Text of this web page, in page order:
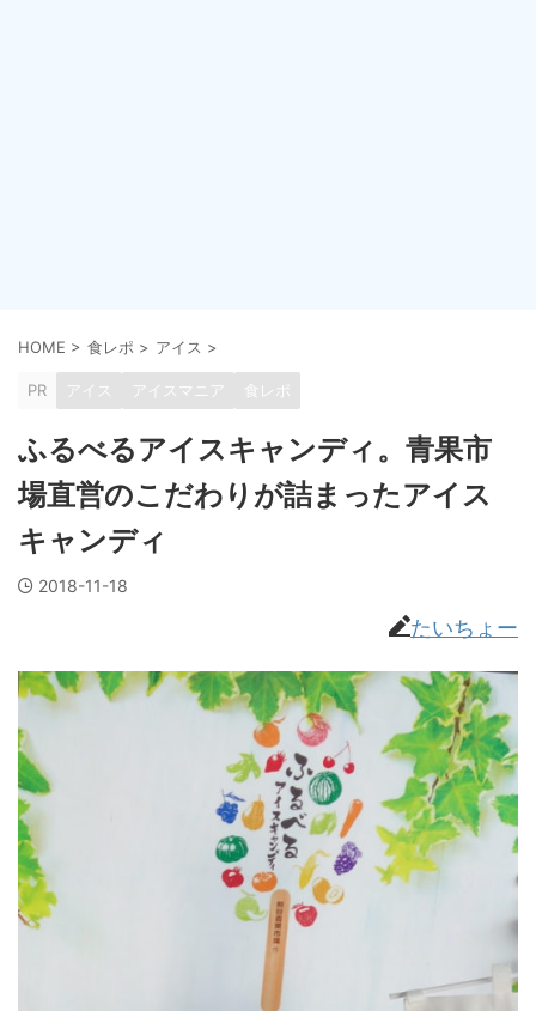
HOME > 食レポ > アイス >
PR アイス アイスマニア 食レポ
ふるべるアイスキャンディ。青果市
場直営のこだわりが詰まったアイス
キャンディ
2018-11-18
たいちょー